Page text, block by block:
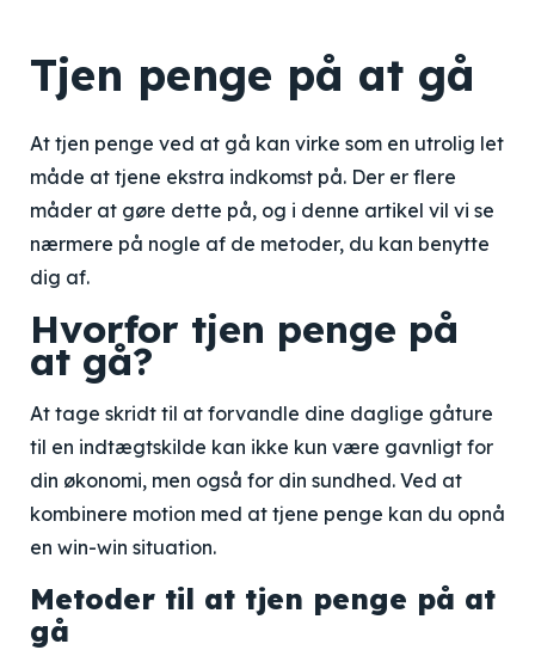
Tjen penge på at gå
At tjen penge ved at gå kan virke som en utrolig let
måde at tjene ekstra indkomst på. Der er flere
måder at gøre dette på, og i denne artikel vil vi se
nærmere på nogle af de metoder, du kan benytte
dig af.
Hvorfor tjen penge på
at gå?
At tage skridt til at forvandle dine daglige gåture
til en indtægtskilde kan ikke kun være gavnligt for
din økonomi, men også for din sundhed. Ved at
kombinere motion med at tjene penge kan du opnå
en win-win situation.
Metoder til at tjen penge på at
gå